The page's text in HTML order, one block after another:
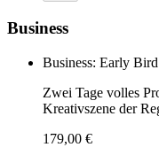
Business
Business: Early
Zwei Tage volles
Kreativszene der
179,00 €